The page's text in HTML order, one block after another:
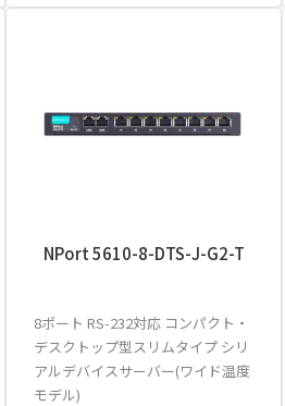
NPort 5610-8-DTS-J-G2-T
8ポート RS-232対応 コンパクト・
デスクトップ型スリムタイプ シリ
アルデバイスサーバー(ワイド温度
モデル)